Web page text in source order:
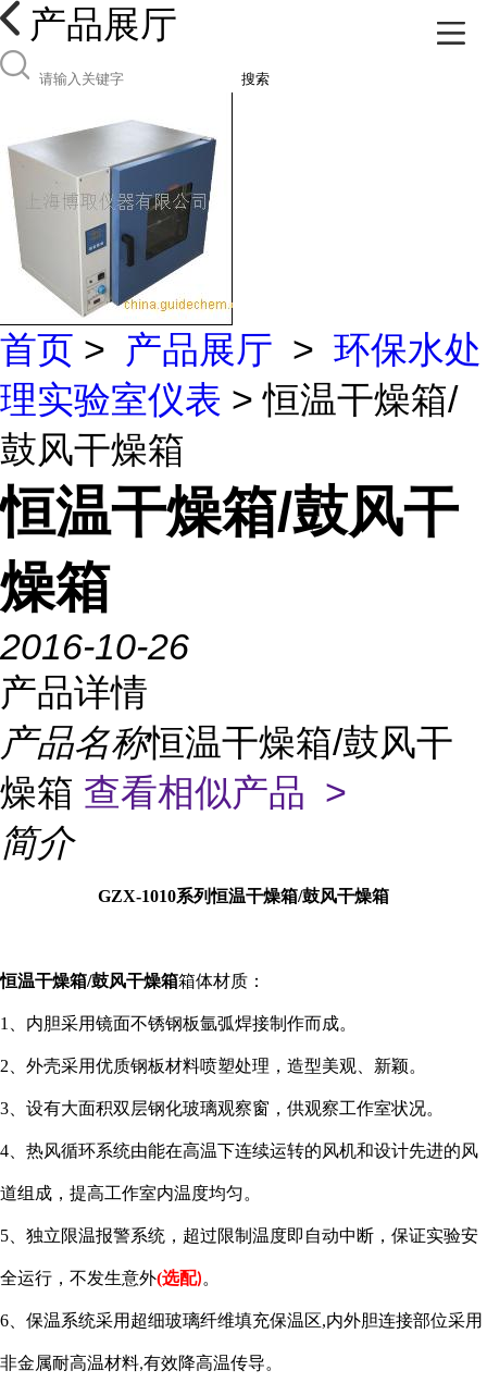
产品展厅
搜索
首页 > 产品展厅 > 环保水处
理实验室仪表 > 恒温干燥箱/
鼓风干燥箱
恒温干燥箱/鼓风干
燥箱
2016-10-26
产品详情
产品名称恒温干燥箱/鼓风干
燥箱 查看相似产品 >
简介
GZX-1010系列恒温干燥箱/鼓风干燥箱
恒温干燥箱/鼓风干燥箱箱体材质 ：
1 、内胆采用镜面不锈钢板氩弧焊接制作而成。
2 、外壳采用优质钢板材料喷塑处理，造型美观、新颖。
3 、设有大面积双层钢化玻璃观察窗，供观察工作室状况。
4 、热风循环系统由能在高温下连续运转的风机和设计先进的风
道组成 ， 提高工作室内温度均匀。
5 、独立限温报警系统，超过限制温度即自动中断，保证实验安
全运行，不发生意外(选配)。
6 保温系统采用超细玻璃纤维填充保温区,内外胆连接部位采用
非金属耐高温材料,有效降高温传导。